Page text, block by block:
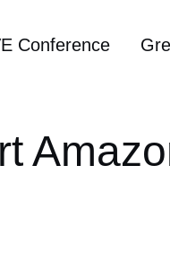
Conference